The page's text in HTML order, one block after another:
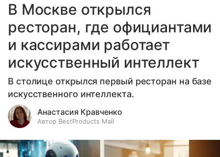
В Москве открылся
ресторан, где официантами
и кассирами работает
искусственный интеллект
В столице открылся первый ресторан на базе
искусственного интеллекта.
Анастасия Кравченко
Автор BestProducts Mail